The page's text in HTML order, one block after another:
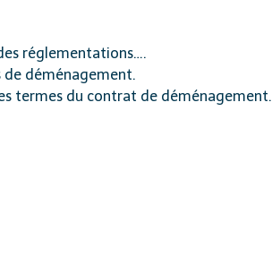
réglementations….
de déménagement.
termes du contrat de déménagement.